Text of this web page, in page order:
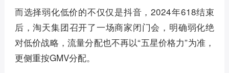
而选择弱化低价的不仅仅是抖音，2024年618结束
后，淘天集团召开了一场商家闭门会，明确弱化绝
对低价战略，流量分配也不再以“五星价格力”为准，
更侧重按GMV分配。